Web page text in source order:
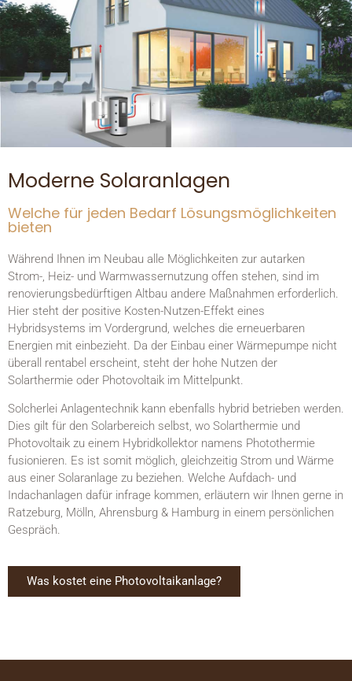
Moderne Solaranlagen
Welche für jeden Bedarf Lösungsmöglichkeiten
bieten
Während Ihnen im Neubau alle Möglichkeiten zur autarken
Strom-, Heiz- und Warmwassernutzung offen stehen, sind im
renovierungsbedürftigen Altbau andere Maßnahmen erforderlich.
Hier steht der positive Kosten-Nutzen-Effekt eines
Hybridsystems im Vordergrund, welches die erneuerbaren
Energien mit einbezieht. Da der Einbau einer Wärmepumpe nicht
überall rentabel erscheint, steht der hohe Nutzen der
Solarthermie oder Photovoltaik im Mittelpunkt.
Solcherlei Anlagentechnik kann ebenfalls hybrid betrieben werden.
Dies gilt für den Solarbereich selbst, wo Solarthermie und
Photovoltaik zu einem Hybridkollektor namens Photothermie
fusionieren. Es ist somit möglich, gleichzeitig Strom und Wärme
aus einer Solaranlage zu beziehen. Welche Aufdach- und
Indachanlagen dafür infrage kommen, erläutern wir Ihnen gerne in
Ratzeburg, Mölln, Ahrensburg & Hamburg in einem persönlichen
Gespräch.
Was kostet eine Photovoltaikanlage?